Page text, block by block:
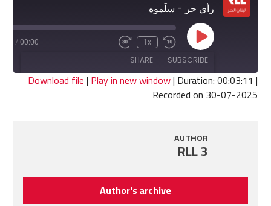
رأي حر - سلّموه
Play
Episode
Rewind
10
Seconds
1x
Fast
seconds
00:00
/
SUBSCRIBE
SHARE
SHARE
Download file| Play in new window| Duration: 00:03:11 |
Recorded on 30-07-2025
AUTHOR
RLL 3
Author's archive